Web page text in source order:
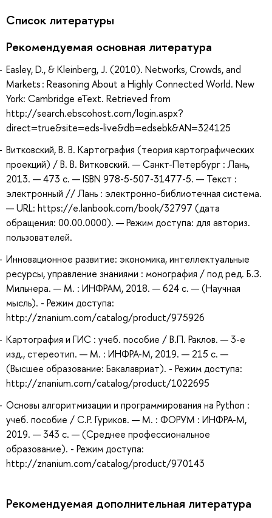
Список литературы
Рекомендуемая основная литература
Easley, D., & Kleinberg, J. (2010). Networks, Crowds, and
Markets : Reasoning About a Highly Connected World. New
York: Cambridge eText. Retrieved from
http://search.ebscohost.com/login.aspx?
direct=true&site=eds-live&db=edsebk&AN=324125
Витковский, В. В. Картография (теория картографических
проекций) / В. В. Витковский. — Санкт-Петербург : Лань,
2013. — 473 с. — ISBN 978-5-507-31477-5. — Текст :
электронный // Лань : электронно-библиотечная система.
— URL: https://e.lanbook.com/book/32797 (дата
обращения: 00.00.0000). — Режим доступа: для авториз.
пользователей.
Инновационное развитие: экономика, интеллектуальные
ресурсы, управление знаниями : монография / под ред. Б.З.
Мильнера. — М. : ИНФРАМ, 2018. — 624 с. — (Научная
мысль). - Режим доступа:
http://znanium.com/catalog/product/975926
Картография и ГИС : учеб. пособие / В.П. Раклов. — 3-е
изд., стереотип. — М. : ИНФРА-М, 2019. — 215 с. —
(Высшее образование: Бакалавриат). - Режим доступа:
http://znanium.com/catalog/product/1022695
Основы алгоритмизации и программирования на Python :
учеб. пособие / С.Р. Гуриков. — М. : ФОРУМ : ИНФРА-М,
2019. — 343 с. — (Среднее профессиональное
образование). - Режим доступа:
http://znanium.com/catalog/product/970143
Рекомендуемая дополнительная литература